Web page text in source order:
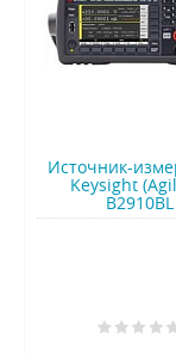
Источник-
Keysight
B2910BL